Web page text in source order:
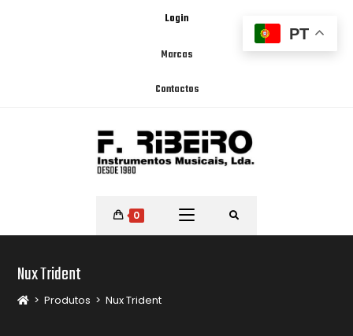
Login
Marcas
Contactos
0
Nux Trident
> Produtos > Nux Trident
PT